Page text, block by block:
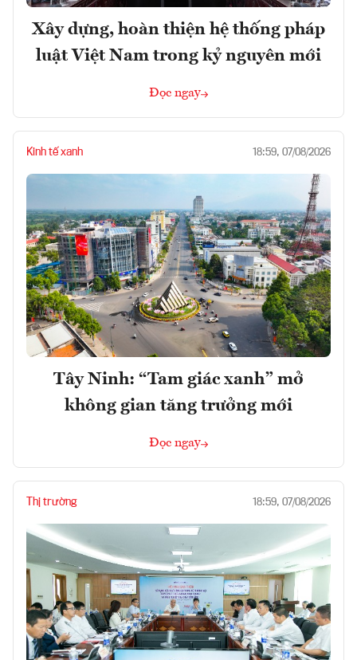
Xây dựng, hoàn thiện hệ thống pháp
luật Việt Nam trong kỷ nguyên mới
Đọc ngay
Kinh tế xanh 18:59, 07/08/2026
Tây Ninh: “Tam giác xanh” mở
không gian tăng trưởng mới
Đọc ngay
Thị trường 18:59, 07/08/2026